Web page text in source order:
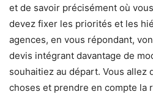
et de savoir précisément où
devez fixer les priorités et les
agences, en vous répondant,
devis intégrant davantage de
souhaitiez au départ. Vous allez
choses et prendre en compte la